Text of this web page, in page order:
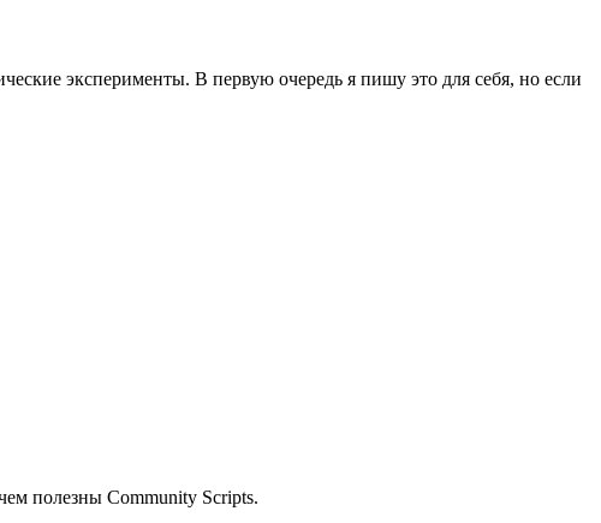
эксперименты. В первую очередь я пишу это для себя, но если
полезны Community Scripts.